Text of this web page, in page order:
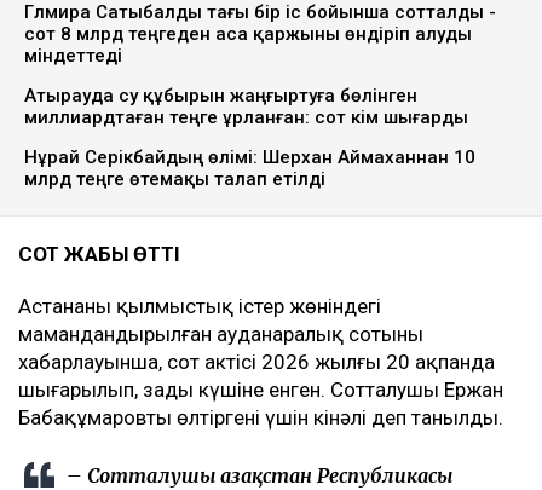
Гүлмира Сатыбалды тағы бір іс бойынша сотталды -
сот 8 млрд теңгеден аса қаржыны өндіріп алуды
міндеттеді
Атырауда су құбырын жаңғыртуға бөлінген
миллиардтаған теңге ұрланған: сот үкім шығарды
Нұрай Серікбайдың өлімі: Шерхан Аймаханнан 10
млрд теңге өтемақы талап етілді
СОТ ЖАБЫҚ ӨТТІ
Астананың қылмыстық істер жөніндегі
мамандандырылған ауданаралық сотының
хабарлауынша, сот актісі 2026 жылғы 20 ақпанда
шығарылып, заңды күшіне енген. Сотталушы Ержан
Бабақұмаровты өлтіргені үшін кінәлі деп танылды.
– Сотталушы Қазақстан Республикасы